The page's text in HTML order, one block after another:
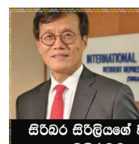
IMF
ප්‍රධානියාට
සිය
තනතුරත්
එපා
වුණාද?